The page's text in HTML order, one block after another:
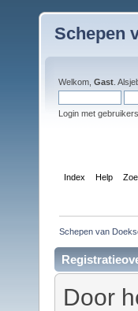
Schepen
Welkom, Gast .
Login met
Index Help
Schepen van
Door